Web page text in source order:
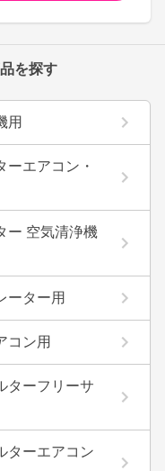
を探す
用
ーエアコン・
ー 空気清浄機
ーター用
コン用
ターフリーサ
ターエアコン